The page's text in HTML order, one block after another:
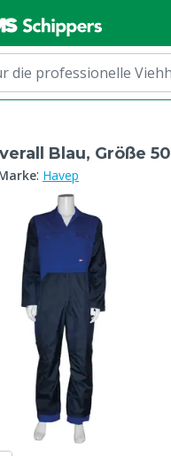
Blau, Größe 50
: Havep